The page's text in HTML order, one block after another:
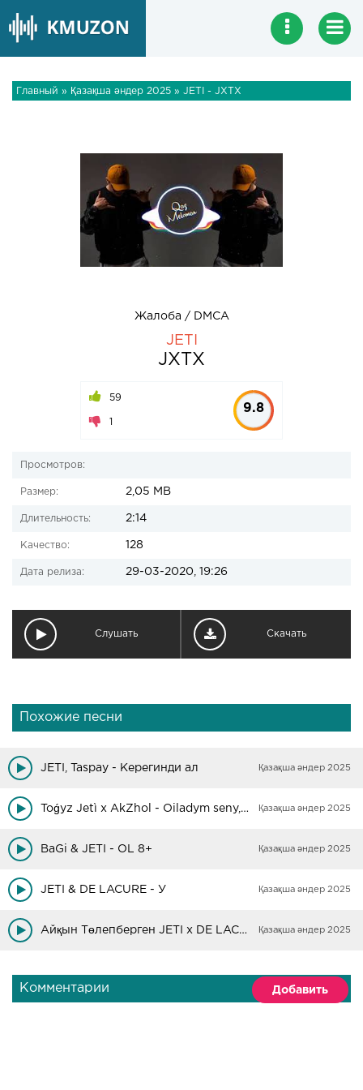
Главный » Қазақша әндер 2025 » JETI - JXTX
Жалоба / DMCA
JETI
JXTX
59
1
9.8
Просмотров:
Размер: 2,05 MB
Длительность: 2:14
Качество: 128
Дата релиза: 29-03-2020, 19:26
Слушать Скачать
Похожие песни
JETI, Taspay - Керегинди ал Қазақша әндер 2025
Toǵyz Jetì x AkZhol - Oiladym seny, Ойладым сени Қазақша әндер 2025
BaGi & JETI - OL 8+ Қазақша әндер 2025
JETI & DE LACURE - У Қазақша әндер 2025
Айқын Төлепберген JETI x DE LACURE - Жүрегім ақ Қазақша әндер 2025
Комментарии Добавить